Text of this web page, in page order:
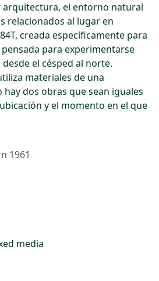
arquitectura, el entorno natural
relacionados al lugar en
creada específicamente para
para experimentarse
el césped al norte.
materiales de una
dos obras que sean iguales
y el momento en el que
1961
media